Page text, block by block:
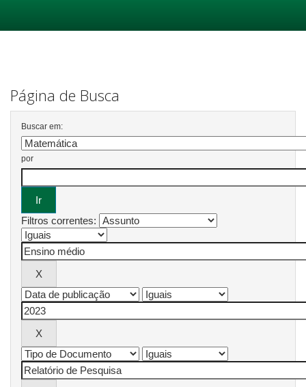
Página de Busca
Buscar em:
por
Filtros correntes: